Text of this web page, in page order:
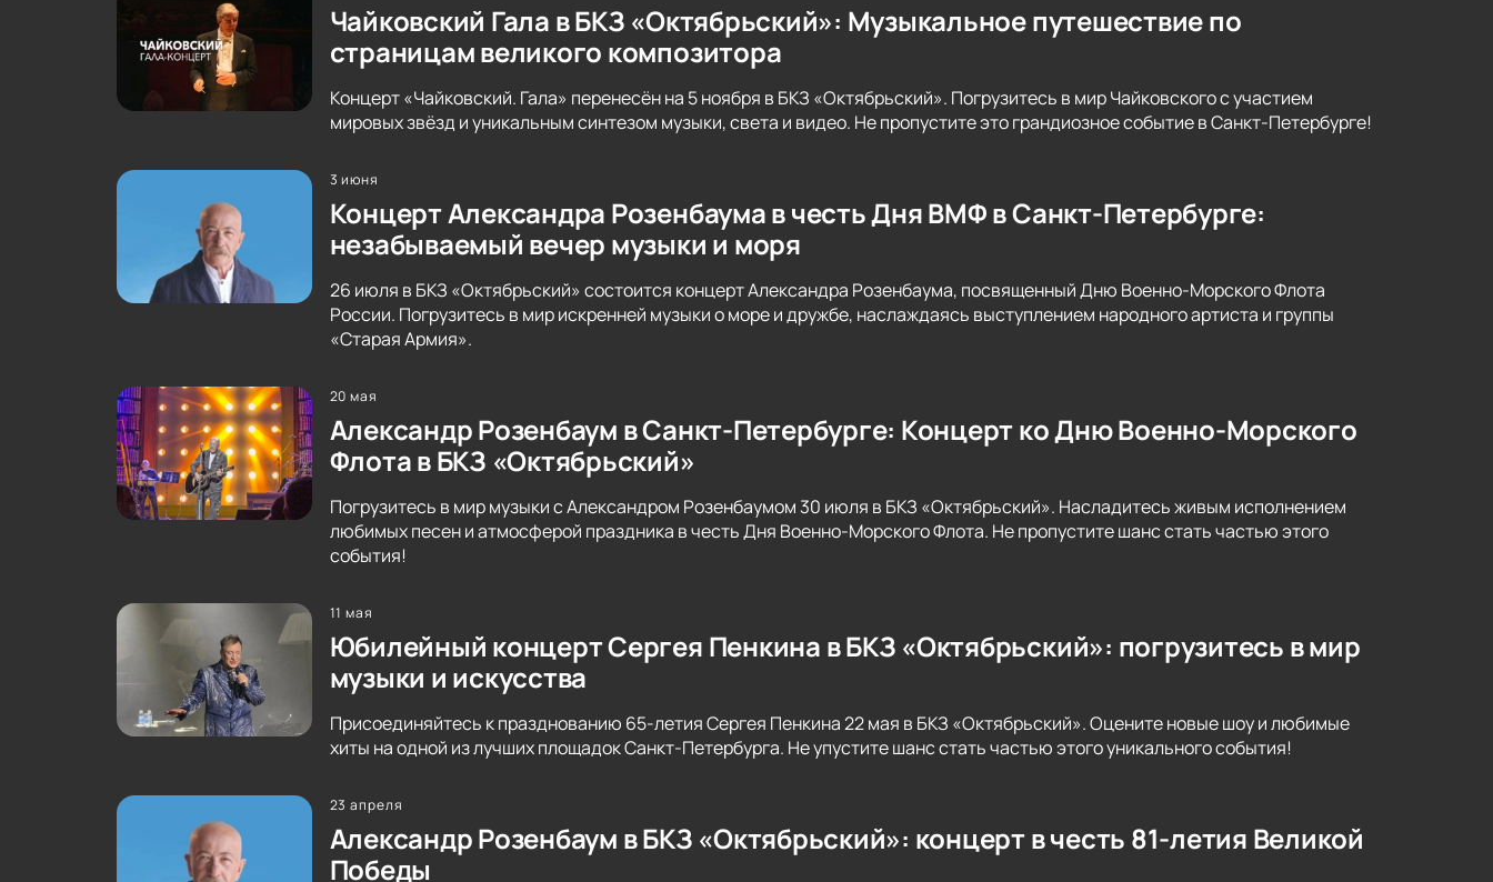
Чайковский Гала в БКЗ «Октябрьский»: Музыкальное путешествие по
страницам великого композитора
Концерт «Чайковский. Гала» перенесён на 5 ноября в БКЗ «Октябрьский». Погрузитесь в мир Чайковского с участием
мировых звёзд и уникальным синтезом музыки, света и видео. Не пропустите это грандиозное событие в Санкт-Петербурге!
3 июня
Концерт Александра Розенбаума в честь Дня ВМФ в Санкт-Петербурге:
незабываемый вечер музыки и моря
26 июля в БКЗ «Октябрьский» состоится концерт Александра Розенбаума, посвященный Дню Военно-Морского Флота
России. Погрузитесь в мир искренней музыки о море и дружбе, наслаждаясь выступлением народного артиста и группы
«Старая Армия».
20 мая
Александр Розенбаум в Санкт-Петербурге: Концерт ко Дню Военно-Морского
Флота в БКЗ «Октябрьский»
Погрузитесь в мир музыки с Александром Розенбаумом 30 июля в БКЗ «Октябрьский». Насладитесь живым исполнением
любимых песен и атмосферой праздника в честь Дня Военно-Морского Флота. Не пропустите шанс стать частью этого
события!
11 мая
Юбилейный концерт Сергея Пенкина в БКЗ «Октябрьский»: погрузитесь в мир
музыки и искусства
Присоединяйтесь к празднованию 65-летия Сергея Пенкина 22 мая в БКЗ «Октябрьский». Оцените новые шоу и любимые
хиты на одной из лучших площадок Санкт-Петербурга. Не упустите шанс стать частью этого уникального события!
23 апреля
Александр Розенбаум в БКЗ «Октябрьский»: концерт в честь 81-летия Великой
Победы